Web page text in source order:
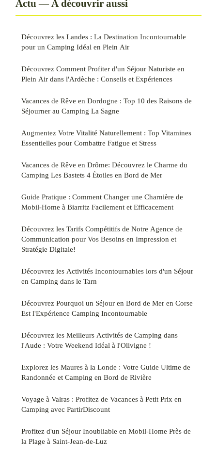
Actu — À découvrir aussi
Découvrez les Landes : La Destination Incontournable
pour un Camping Idéal en Plein Air
Découvrez Comment Profiter d'un Séjour Naturiste en
Plein Air dans l'Ardèche : Conseils et Expériences
Vacances de Rêve en Dordogne : Top 10 des Raisons de
Séjourner au Camping La Sagne
Augmentez Votre Vitalité Naturellement : Top Vitamines
Essentielles pour Combattre Fatigue et Stress
Vacances de Rêve en Drôme: Découvrez le Charme du
Camping Les Bastets 4 Étoiles en Bord de Mer
Guide Pratique : Comment Changer une Charnière de
Mobil-Home à Biarritz Facilement et Efficacement
Découvrez les Tarifs Compétitifs de Notre Agence de
Communication pour Vos Besoins en Impression et
Stratégie Digitale!
Découvrez les Activités Incontournables lors d'un Séjour
en Camping dans le Tarn
Découvrez Pourquoi un Séjour en Bord de Mer en Corse
Est l'Expérience Camping Incontournable
Découvrez les Meilleurs Activités de Camping dans
l'Aude : Votre Weekend Idéal à l'Olivigne !
Explorez les Maures à la Londe : Votre Guide Ultime de
Randonnée et Camping en Bord de Rivière
Voyage à Valras : Profitez de Vacances à Petit Prix en
Camping avec PartirDiscount
Profitez d'un Séjour Inoubliable en Mobil-Home Près de
la Plage à Saint-Jean-de-Luz